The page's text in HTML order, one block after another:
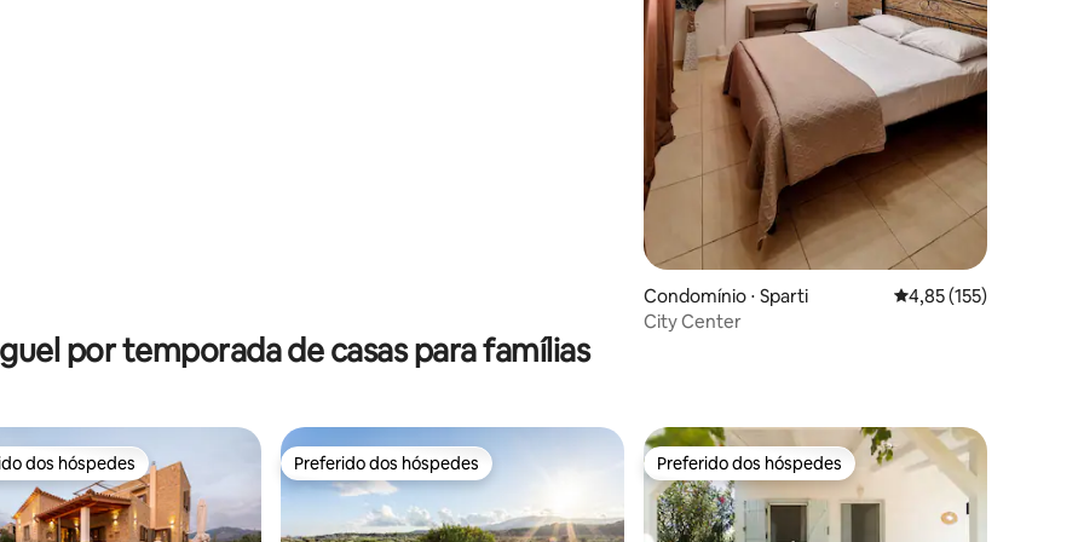
Condomínio ⋅ Sparti 4,85 de uma avaliação
4,85 (155)
City Center
por temporada de casas para famílias
preferidos dos hóspedes
dos hóspedes Preferido dos hóspedes
Preferido dos hóspedes Preferido dos hóspedes
Preferido dos hóspedes